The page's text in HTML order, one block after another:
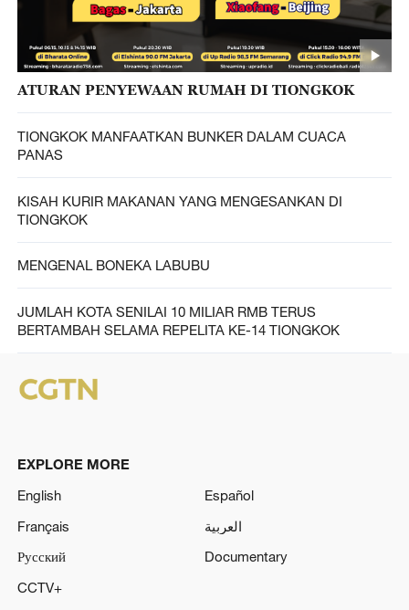
ATURAN PENYEWAAN RUMAH DI TIONGKOK
TIONGKOK MANFAATKAN BUNKER DALAM CUACA
PANAS
KISAH KURIR MAKANAN YANG MENGESANKAN DI
TIONGKOK
MENGENAL BONEKA LABUBU
JUMLAH KOTA SENILAI 10 MILIAR RMB TERUS
BERTAMBAH SELAMA REPELITA KE-14 TIONGKOK
EXPLORE MORE
English
Español
Français
العربية
Русский
Documentary
CCTV+